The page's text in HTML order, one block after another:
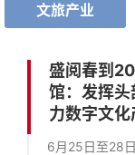
文旅产业
盛阅春到
馆：发挥
力数字文
6月25日至28